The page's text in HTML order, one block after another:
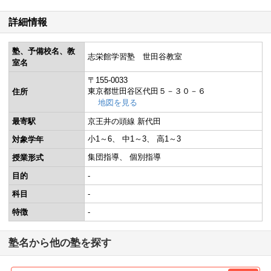
詳細情報
塾、予備校名、教
室名
志栄館学習塾 世田谷教室
住所
〒155-0033
東京都世田谷区代田５－３０－６
地図を見る
最寄駅
京王井の頭線 新代田
対象学年
小1～6 中1～3 高1～3
授業形式 集団指導 個別指導
目的
-
科目
-
特徴
-
塾名から他の塾を探す